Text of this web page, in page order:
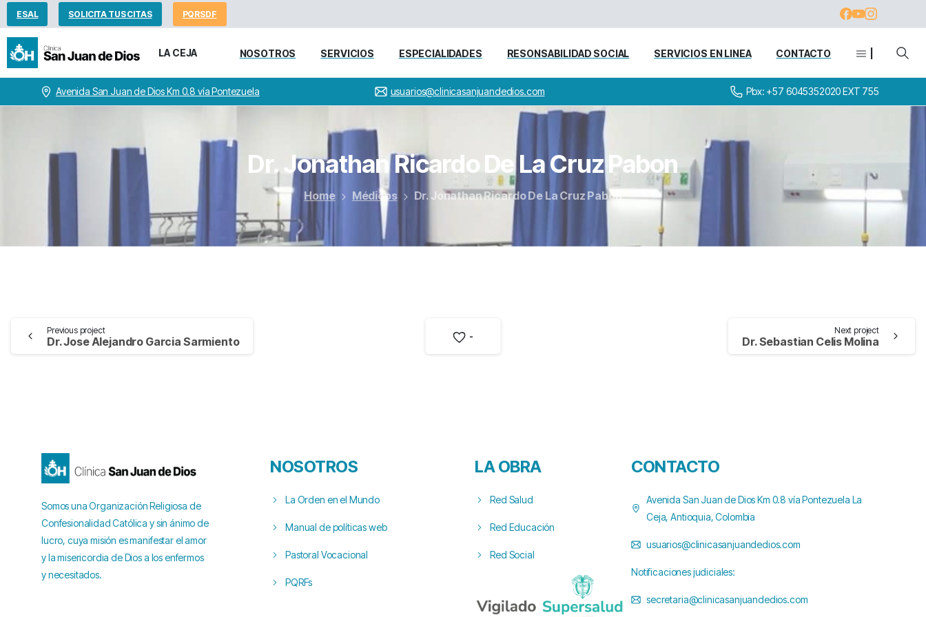
ESAL SOLICITA TUS CITAS PQRSDF
LA CEJA NOSOTROS SERVICIOS ESPECIALIDADES RESONSABILIDAD SOCIAL SERVICIOS EN LINEA CONTACTO
Avenida San Juan de Dios Km 0.8 vía Pontezuela usuarios@clinicasanjuandedios.com Pbx: +57 6045352020 EXT 755
Dr.JonathanRicardoDe LaCruzPabon
Home Médicos Dr. Jonathan Ricardo De La Cruz Pabon
Previous project
Dr. Jose Alejandro Garcia Sarmiento
Next project
Dr. Sebastian Celis Molina
-
Somos una Organización Religiosa de
Confesionalidad Católica y sin ánimo de
lucro, cuya misión es manifestar el amor
y la misericordia de Dios a los enfermos
y necesitados.
NOSOTROS
La Orden en el Mundo
Manual de políticas web
Pastoral Vocacional
PQRFs
LA OBRA
Red Salud
Red Educación
Red Social
CONTACTO
Avenida San Juan de Dios Km 0.8 vía Pontezuela La
Ceja, Antioquia, Colombia
usuarios@clinicasanjuandedios.com
Notificaciones judiciales:
secretaria@clinicasanjuandedios.com